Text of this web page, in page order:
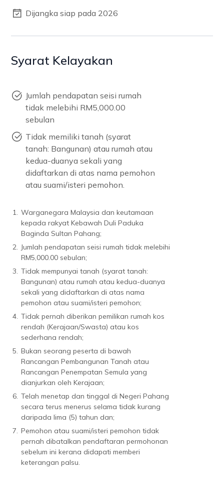
Dijangka siap pada 2026
Syarat Kelayakan
Jumlah pendapatan seisi rumah
tidak melebihi RM5,000.00
sebulan
Tidak memiliki tanah (syarat
tanah: Bangunan) atau rumah atau
kedua-duanya sekali yang
didaftarkan di atas nama pemohon
atau suami/isteri pemohon.
1. Warganegara Malaysia dan keutamaan
kepada rakyat Kebawah Duli Paduka
Baginda Sultan Pahang;
2. Jumlah pendapatan seisi rumah tidak melebihi
RM5,000.00 sebulan;
3. Tidak mempunyai tanah (syarat tanah:
Bangunan) atau rumah atau kedua-duanya
sekali yang didaftarkan di atas nama
pemohon atau suami/isteri pemohon;
4. Tidak pernah diberikan pemilikan rumah kos
rendah (Kerajaan/Swasta) atau kos
sederhana rendah;
5. Bukan seorang peserta di bawah
Rancangan Pembangunan Tanah atau
Rancangan Penempatan Semula yang
dianjurkan oleh Kerajaan;
6. Telah menetap dan tinggal di Negeri Pahang
secara terus menerus selama tidak kurang
daripada lima (5) tahun dan;
7. Pemohon atau suami/isteri pemohon tidak
pernah dibatalkan pendaftaran permohonan
sebelum ini kerana didapati memberi
keterangan palsu.